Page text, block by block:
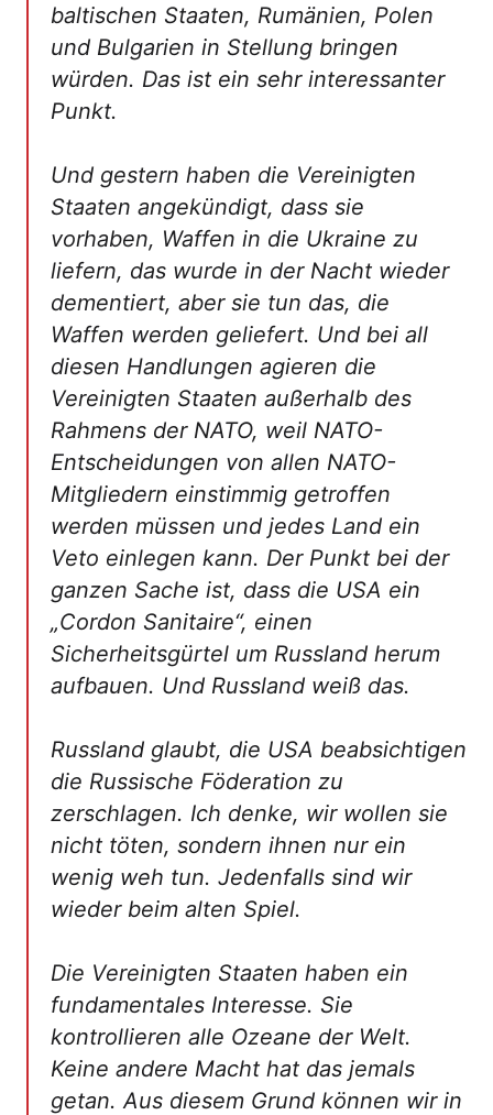
baltischen Staaten, Rumänien, Polen
und Bulgarien in Stellung bringen
würden. Das ist ein sehr interessanter
Punkt.
Und gestern haben die Vereinigten
Staaten angekündigt, dass sie
vorhaben, Waffen in die Ukraine zu
liefern, das wurde in der Nacht wieder
dementiert, aber sie tun das, die
Waffen werden geliefert. Und bei all
diesen Handlungen agieren die
Vereinigten Staaten außerhalb des
Rahmens der NATO, weil NATO-
Entscheidungen von allen NATO-
Mitgliedern einstimmig getroffen
werden müssen und jedes Land ein
Veto einlegen kann. Der Punkt bei der
ganzen Sache ist, dass die USA ein
„Cordon Sanitaire“, einen
Sicherheitsgürtel um Russland herum
aufbauen. Und Russland weiß das.
Russland glaubt, die USA beabsichtigen
die Russische Föderation zu
zerschlagen. Ich denke, wir wollen sie
nicht töten, sondern ihnen nur ein
wenig weh tun. Jedenfalls sind wir
wieder beim alten Spiel.
Die Vereinigten Staaten haben ein
fundamentales Interesse. Sie
kontrollieren alle Ozeane der Welt.
Keine andere Macht hat das jemals
getan. Aus diesem Grund können wir in